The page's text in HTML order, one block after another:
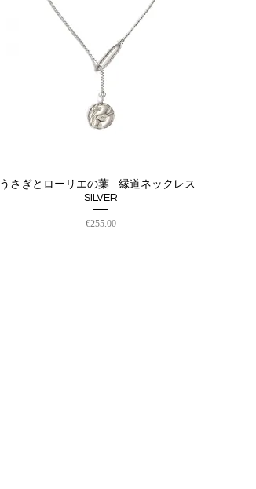
クイックビュー
うさぎとローリエの葉 - 縁道ネックレス -
SILVER
価格
€255.00